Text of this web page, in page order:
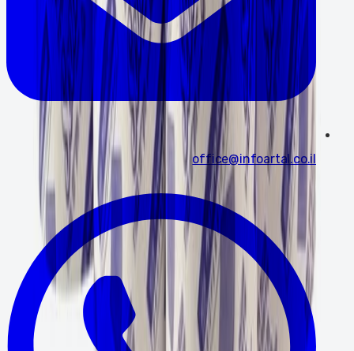
office@infoartal.co.il